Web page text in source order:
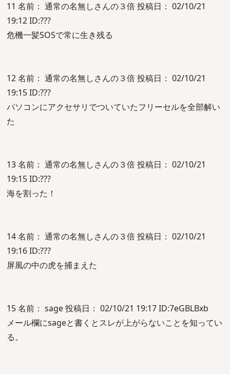
11 名前： 通常の名無しさんの３倍 投稿日： 02/10/21
19:12 ID:???
危機一髪SOSで常に生き残る
12 名前： 通常の名無しさんの３倍 投稿日： 02/10/21
19:15 ID:???
パソコンにアクセサリでついていたフリーセルを全部解い
た
13 名前： 通常の名無しさんの３倍 投稿日： 02/10/21
19:15 ID:???
海を割った！
14 名前： 通常の名無しさんの３倍 投稿日： 02/10/21
19:16 ID:???
屏風の中の虎を捕まえた
15 名前： sage 投稿日： 02/10/21 19:17 ID:7eGBLBxb
メール欄にsageと書くとスレが上がらないことを知ってい
る。